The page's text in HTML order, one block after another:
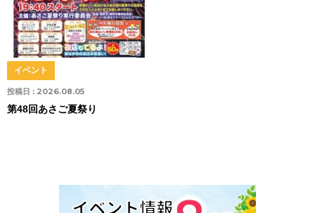
投稿日 : 2026.08.05
イベント
第48回あさご夏祭り